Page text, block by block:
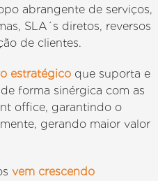
abrangente de serviços,
SLA´s diretos, reversos
de clientes.
estratégico que suporta e
forma sinérgica com as
office, garantindo o
gerando maior valor
vem crescendo